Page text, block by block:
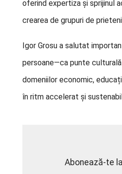
oferind expertiza și sprijinul
crearea de grupuri de
Igor Grosu a salutat
persoane—ca punte
domeniilor economic,
în ritm accelerat și
Abonează-te